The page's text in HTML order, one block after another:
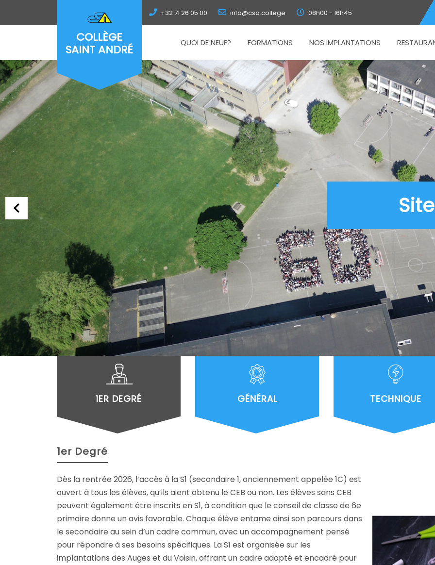
+32 71 26 05 00 info@csa.college 08h00 - 16h45
COLLÈGE
SAINT ANDRÉ
QUOI DE NEUF? FORMATIONS NOS IMPLANTATIONS
Previous
1ER DEGRÉ GÉNÉRAL TECHNIQUE
1er Degré
Dès la rentrée 2026, l’accès à la S1 (secondaire 1, anciennement appelée 1C) est
ouvert à tous les élèves, qu’ils aient obtenu le CEB ou non. Les élèves sans CEB
peuvent également être inscrits en S1, à condition que le conseil de classe de 6e
primaire donne un avis favorable. Chaque élève entame ainsi son parcours dans
le secondaire au sein d’un cadre commun, avec un accompagnement pensé
pour répondre à ses besoins spécifiques. La S1 est organisée sur les
implantations des Auges et du Voisin, offrant un cadre adapté et encadré pour